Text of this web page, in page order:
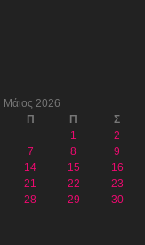
Μάιος 2026
Π Π
Σ
1
2
7 8
9
14 15
16
21 22
23
28 29
30